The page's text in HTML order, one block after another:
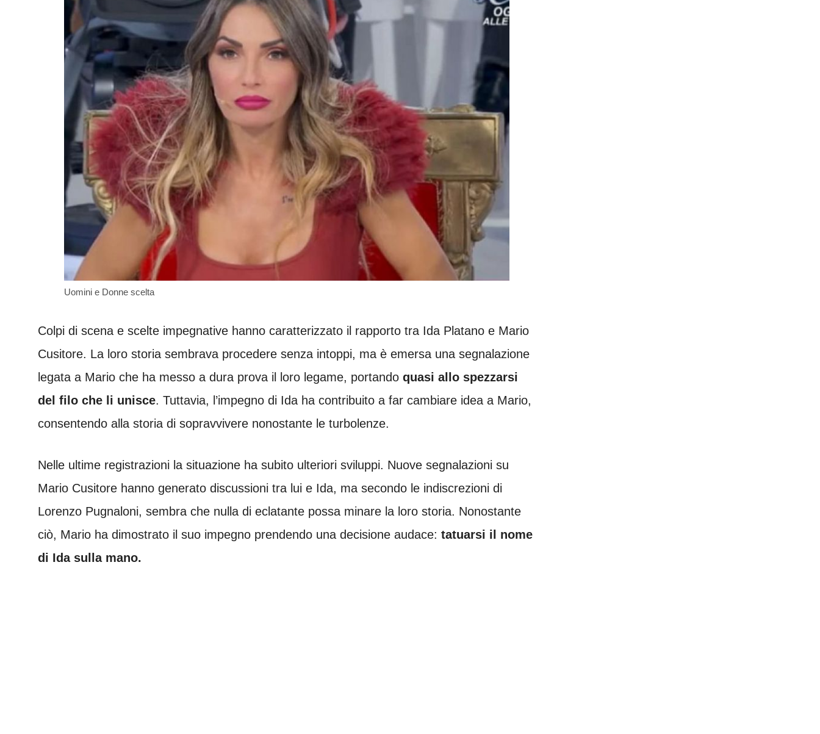
Uomini e Donne scelta
Colpi di scena e scelte impegnative hanno caratterizzato il rapporto tra Ida Platano e Mario
Cusitore. La loro storia sembrava procedere senza intoppi, ma è emersa una segnalazione
legata a Mario che ha messo a dura prova il loro legame, portando quasi allo spezzarsi
del filo che li unisce. Tuttavia, l’impegno di Ida ha contribuito a far cambiare idea a Mario,
consentendo alla storia di sopravvivere nonostante le turbolenze.
Nelle ultime registrazioni la situazione ha subito ulteriori sviluppi. Nuove segnalazioni su
Mario Cusitore hanno generato discussioni tra lui e Ida, ma secondo le indiscrezioni di
Lorenzo Pugnaloni, sembra che nulla di eclatante possa minare la loro storia. Nonostante
ciò, Mario ha dimostrato il suo impegno prendendo una decisione audace: tatuarsi il nome
di Ida sulla mano.